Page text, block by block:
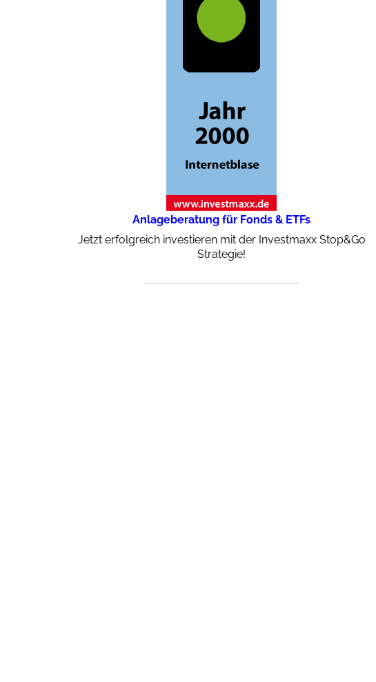
Anlageberatung für Fonds & ETFs
Jetzt erfolgreich investieren mit der Investmaxx Stop&Go
Strategie!